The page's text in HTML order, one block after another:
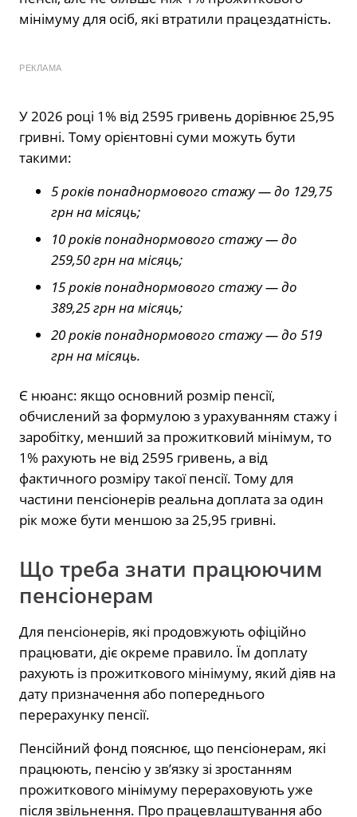
мінімуму для осіб, які втратили працездатність.
РЕКЛАМА
У 2026 році 1% від 2595 гривень дорівнює 25,95
гривні. Тому орієнтовні суми можуть бути
такими:
5 років понаднормового стажу — до 129,75
грн на місяць;
10 років понаднормового стажу — до
259,50 грн на місяць;
15 років понаднормового стажу — до
389,25 грн на місяць;
20 років понаднормового стажу — до 519
грн на місяць.
Є нюанс: якщо основний розмір пенсії,
обчислений за формулою з урахуванням стажу і
заробітку, менший за прожитковий мінімум, то
1% рахують не від 2595 гривень, а від
фактичного розміру такої пенсії. Тому для
частини пенсіонерів реальна доплата за один
рік може бути меншою за 25,95 гривні.
Що треба знати працюючим
пенсіонерам
Для пенсіонерів, які продовжують офіційно
працювати, діє окреме правило. Їм доплату
рахують із прожиткового мінімуму, який діяв на
дату призначення або попереднього
перерахунку пенсії.
Пенсійний фонд пояснює, що пенсіонерам, які
працюють, пенсію у зв’язку зі зростанням
прожиткового мінімуму перераховують уже
після звільнення. Про працевлаштування або